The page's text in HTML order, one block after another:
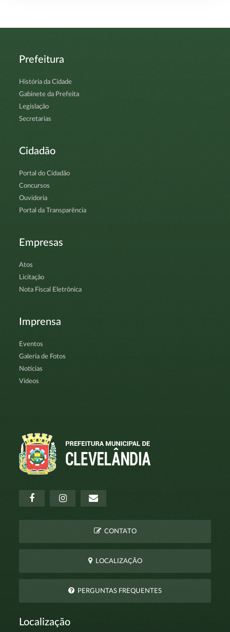
Prefeitura
História da Cidade
Gabinete da Prefeita
Legislação
Secretarias
Cidadão
Portal do Cidadão
Concursos
Ouvidoria
Portal da Transparência
Empresas
Atos
Licitação
Nota Fiscal Eletrônica
Imprensa
Eventos
Galeria de Fotos
Notícias
Vídeos
CONTATO
LOCALIZAÇÃO
PERGUNTAS FREQUENTES
Localização